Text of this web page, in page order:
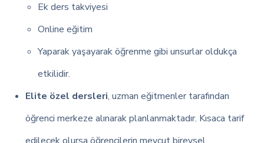
Ek ders takviyesi
Online eğitim
Yaparak yaşayarak öğrenme gibi unsurlar oldukça
etkilidir.
Elite özel dersleri, uzman eğitmenler tarafından
öğrenci merkeze alınarak planlanmaktadır. Kısaca tarif